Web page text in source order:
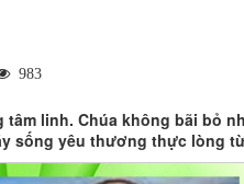
983
linh. Chúa không bãi bỏ
sống yêu thương thực lòng